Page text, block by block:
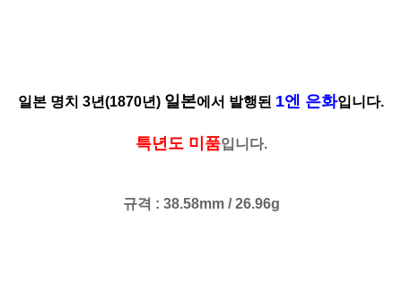
일본 명치 3년(1870년) 일본에서 발행된 1엔 은화입니다.
특년도 미품입니다.
규격 : 38.58mm / 26.96g